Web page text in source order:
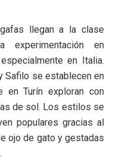
llegan a la clase
experimentación en
en Italia.
Safilo se establecen en
en Turín exploran con
de sol. Los estilos se
populares gracias al
ojo de gato y gestadas